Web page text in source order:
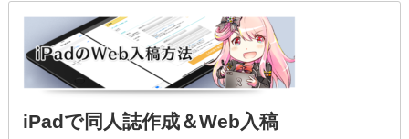
iPadで同人誌作成＆Web入稿